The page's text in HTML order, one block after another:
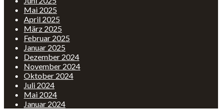
Mai 2025
April 2025
März 2025
Februar 2025
Januar 2025
Dezember 2024
November 2024
Oktober 2024
Juli 2024
Mai 2024
Januar 2024